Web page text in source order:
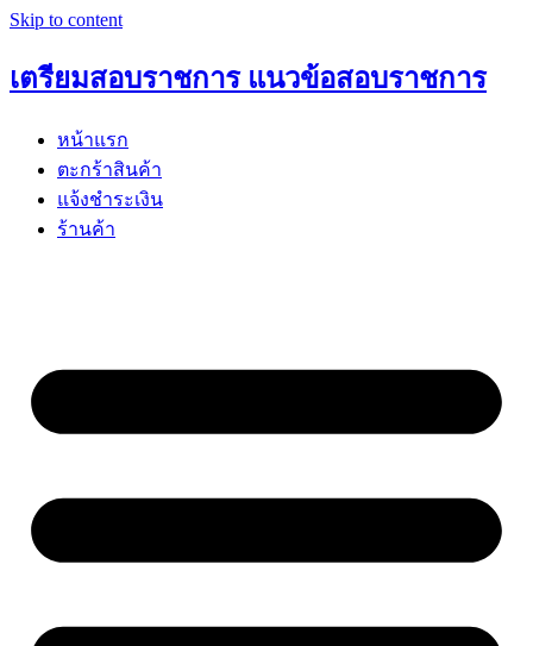
Skip to content
เตรียมสอบราชการ แนวข้อสอบราชการ
หน้าแรก
ตะกร้าสินค้า
แจ้งชำระเงิน
ร้านค้า